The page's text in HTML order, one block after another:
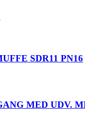
SDR11 PN16
MED UDV.